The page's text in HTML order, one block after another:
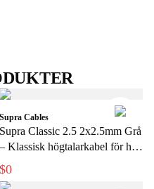
Supra Cables
Supra Classic 2.5 2x2.5mm Grå
– Klassisk högtalarkabel för hi-
fi och hemmabio
$0